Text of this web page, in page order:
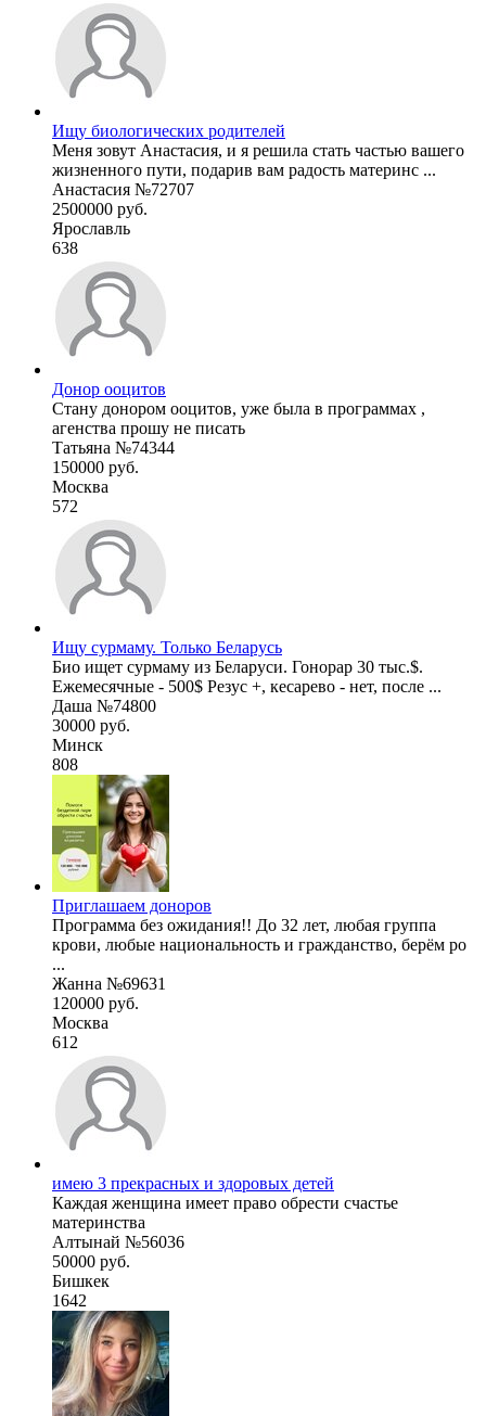
Ищу биологических родителей
Меня зовут Анастасия, и я решила стать частью вашего
жизненного пути, подарив вам радость материнс ...
Анастасия №72707
2500000 руб.
Ярославль
638
Донор ооцитов
Стану донором ооцитов, уже была в программах ,
агенства прошу не писать
Татьяна №74344
150000 руб.
Москва
572
Ищу сурмаму. Только Беларусь
Био ищет сурмаму из Беларуси. Гонорар 30 тыс.$.
Ежемесячные - 500$ Резус +, кесарево - нет, после ...
Даша №74800
30000 руб.
Минск
808
Приглашаем доноров
Программа без ожидания!! До 32 лет, любая группа
крови, любые национальность и гражданство, берём ро
...
Жанна №69631
120000 руб.
Москва
612
имею 3 прекрасных и здоровых детей
Каждая женщина имеет право обрести счастье
материнства
Алтынай №56036
50000 руб.
Бишкек
1642